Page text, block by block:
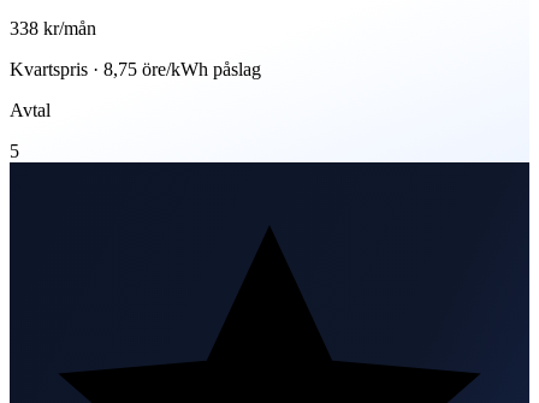
338 kr/mån
Kvartspris · 8,75 öre/kWh påslag
Avtal
5